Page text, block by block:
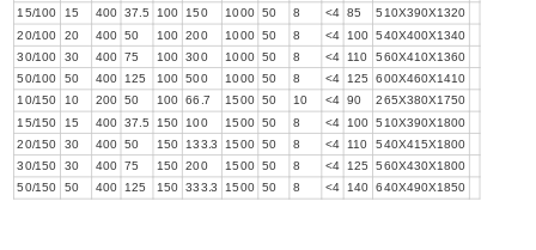
15/100 15 400 37.5 100 150 1000 50 8 <4 85
510Х390Х1320
20/100 20 400 50 100 200 1000 50 8 <4 100 540Х400Х1340
30/100 30 400 75 100 300 1000 50 8 <4 110
560Х410Х1360
50/100 50 400 125 100 500 1000 50 8 <4 125
600Х460Х1410
10/150 10 200 50 100 66.7 1500 50 10 <4 90
265Х380Х1750
15/150
15 400 37.5 150 100 1500 50 8 <4 100 510Х390Х1800
20/150 30 400 50 150 133.3 1500 50 8 <4 110
540Х415Х1800
30/150 30 400 75 150 200 1500 50 8 <4 125
560Х430Х1800
50/150 50 400 125 150 333.3 1500 50 8 <4 140 640Х490Х1850